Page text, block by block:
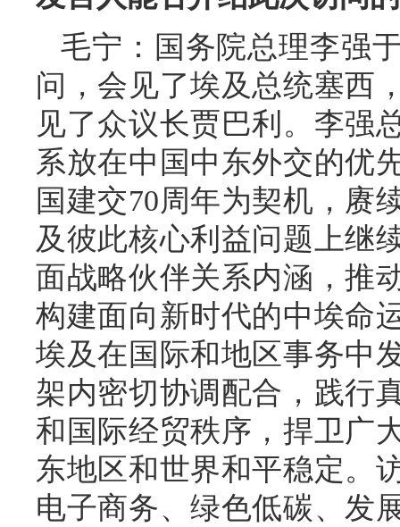
毛宁：国务院总理李强
问，会见了埃及总统塞西
见了众议长贾巴利。李强
系放在中国中东外交的优
国建交70周年为契机，赓
及彼此核心利益问题上继
面战略伙伴关系内涵，推
构建面向新时代的中埃命
埃及在国际和地区事务中
架内密切协调配合，践行
和国际经贸秩序，捍卫广
东地区和世界和平稳定。
电子商务、绿色低碳、发